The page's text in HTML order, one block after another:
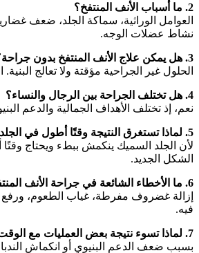
2. ما أسباب الأنف المنتفخ؟
العوامل الوراثية، سماكة الجلد، ضعف
نشاط عضلات الوجه.
3. هل يمكن علاج الأنف المنتفخ بدون جراحة؟
الحلول غير الجراحية مؤقتة ولا تعالج
4. هل تختلف الجراحة بين الرجال والنساء؟
نعم، إذ تختلف الأهداف الجمالية والدعم
5. لماذا تستغرق النتيجة وقتًا أطول في الجلد السميك؟
لأن الجلد السميك ينكمش ببطء ويحتاج
الشكل الجديد.
6. ما الأخطاء الشائعة في جراحة الأنف المنتفخ؟
إزالة غضروف مفرطة، غياب الطعوم،
فيه.
7. لماذا تسوء نتيجة بعض العمليات مع الوقت؟
بسبب ضعف الدعم البنيوي أو انكماش